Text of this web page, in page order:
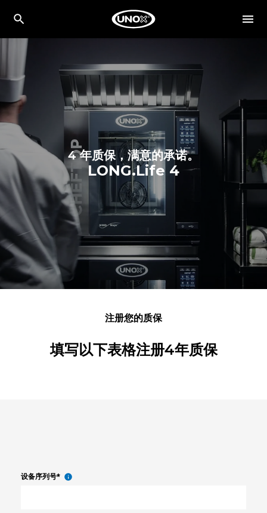
4 年质保，满意的承诺。
LONG.Life 4
注册您的质保
填写以下表格注册4年质保
设备序列号*